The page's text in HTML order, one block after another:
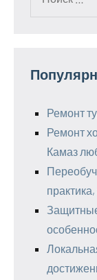
Ремонт
Ремонт
Камаз